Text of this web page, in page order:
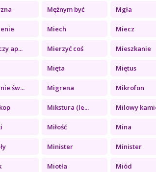
Mężnym być Mgła
Miech Miecz
ap... Mierzyć coś Mieszkanie
Mięta Miętus
św... Migrena Mikrofon
Mikstura (le... Milowy
Miłość Mina
Minister Minister
Miotła Miód